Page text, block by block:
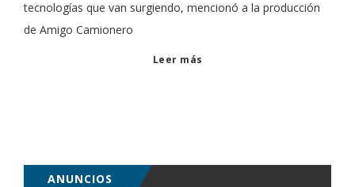
tecnologías que van surgiendo, mencionó a la producción
de Amigo Camionero
Leer más
ANUNCIOS